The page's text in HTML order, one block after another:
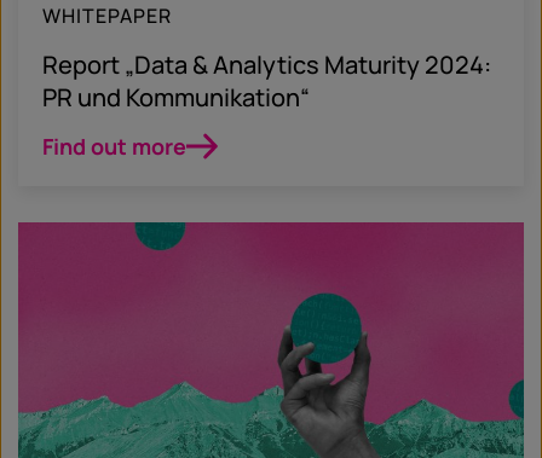
WHITEPAPER
Report „Data & Analytics Maturity 2024:
PR und Kommunikation“
Find out more